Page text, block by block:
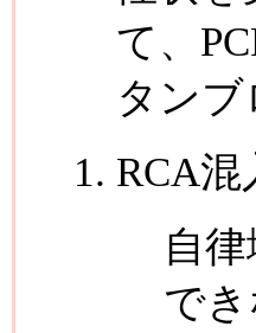
て、
タン
RCA
自
で